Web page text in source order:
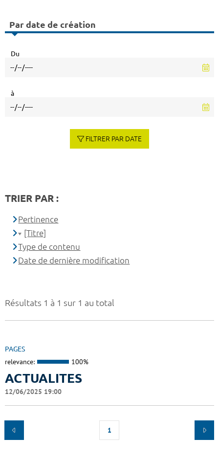
Résultats 1 à 1 sur 1 au total
PAGES
relevance: 100%
ACTUALITES
12/06/2025 19:00
1
Par date de création
Du
à
FILTRER PAR DATE
TRIER PAR :
Pertinence
[Titre]
Type de contenu
Date de dernière modification